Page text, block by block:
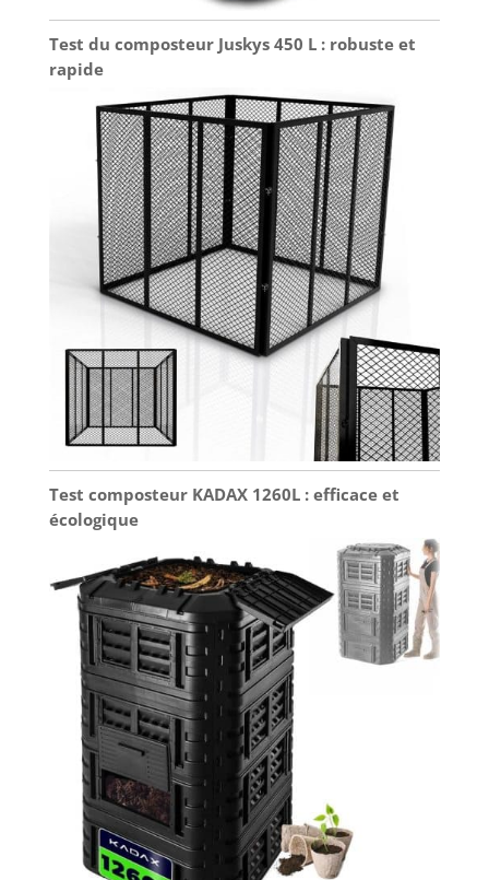
Test du composteur Juskys 450 L : robuste et
rapide
Test composteur KADAX 1260L : efficace et
écologique